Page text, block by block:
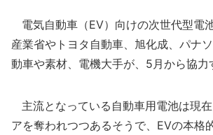
電気自動車（EV）向けの次世代型電
産業省やトヨタ自動車、旭化成、パナ
動車や素材、電機大手が、5月から協力
主流となっている自動車用電池は現
アを奪われつつあるそうで、EVの本格